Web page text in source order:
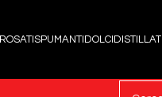
ROSATI SPUMANTI DOLCI DISTILLATI